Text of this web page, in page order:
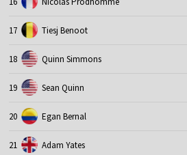
17 Tiesj Benoot
18 Quinn Simmons
19 Sean Quinn
20 Egan Bernal
21 Adam Yates